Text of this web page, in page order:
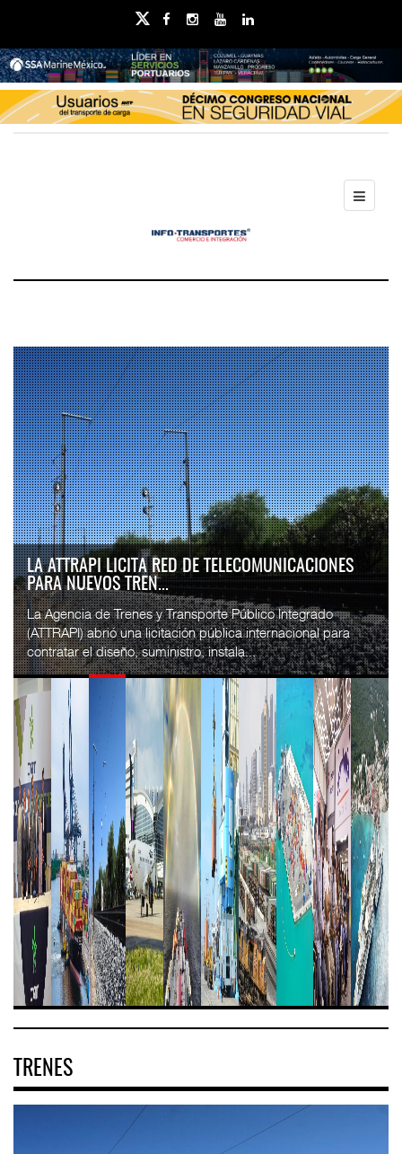
LA ATTRAPI LICITA RED DE TELECOMUNICACIONES
PARA NUEVOS TREN...
La Agencia de Trenes y Transporte Público Integrado
(ATTRAPI) abrió una licitación pública internacional para
contratar el diseño, suministro, instala...
TRENES